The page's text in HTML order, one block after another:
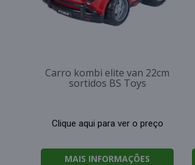
Carro kombi elite van 22cm
sortidos BS Toys
Clique aqui para ver o preço
MAIS INFORMAÇÕES